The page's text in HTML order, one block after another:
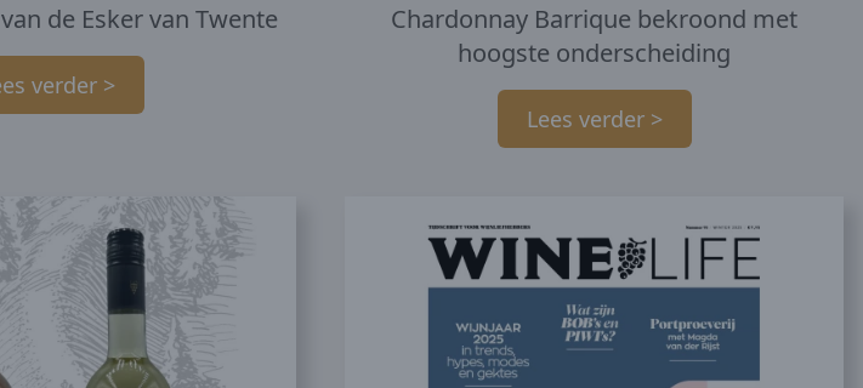
de Esker van Twente
verder >
Chardonnay Barrique bekroond met
hoogste onderscheiding
Lees verder >